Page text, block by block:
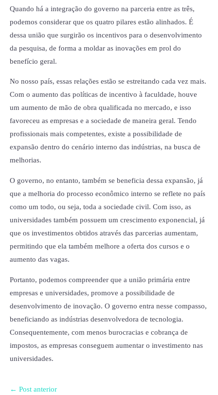
Quando há a integração do governo na parceria entre as três,
podemos considerar que os quatro pilares estão alinhados. É
dessa união que surgirão os incentivos para o desenvolvimento
da pesquisa, de forma a moldar as inovações em prol do
benefício geral.
No nosso país, essas relações estão se estreitando cada vez mais.
Com o aumento das políticas de incentivo à faculdade, houve
um aumento de mão de obra qualificada no mercado, e isso
favoreceu as empresas e a sociedade de maneira geral. Tendo
profissionais mais competentes, existe a possibilidade de
expansão dentro do cenário interno das indústrias, na busca de
melhorias.
O governo, no entanto, também se beneficia dessa expansão, já
que a melhoria do processo econômico interno se reflete no país
como um todo, ou seja, toda a sociedade civil. Com isso, as
universidades também possuem um crescimento exponencial, já
que os investimentos obtidos através das parcerias aumentam,
permitindo que ela também melhore a oferta dos cursos e o
aumento das vagas.
Portanto, podemos compreender que a união primária entre
empresas e universidades, promove a possibilidade de
desenvolvimento de inovação. O governo entra nesse compasso,
beneficiando as indústrias desenvolvedora de tecnologia.
Consequentemente, com menos burocracias e cobrança de
impostos, as empresas conseguem aumentar o investimento nas
universidades.
← Post anterior